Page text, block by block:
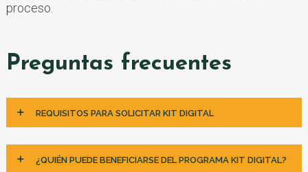
proceso.
Preguntas frecuentes
REQUISITOS PARA SOLICITAR KIT DIGITAL
¿QUIÉN PUEDE BENEFICIARSE DEL PROGRAMA KIT DIGITAL?